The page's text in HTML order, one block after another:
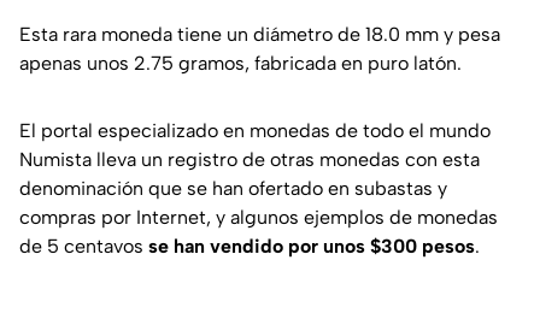
Esta rara moneda tiene un diámetro de 18.0 mm y pesa
apenas unos 2.75 gramos, fabricada en puro latón.
El portal especializado en monedas de todo el mundo
Numista lleva un registro de otras monedas con esta
denominación que se han ofertado en subastas y
compras por Internet, y algunos ejemplos de monedas
de 5 centavos se han vendido por unos $300 pesos.